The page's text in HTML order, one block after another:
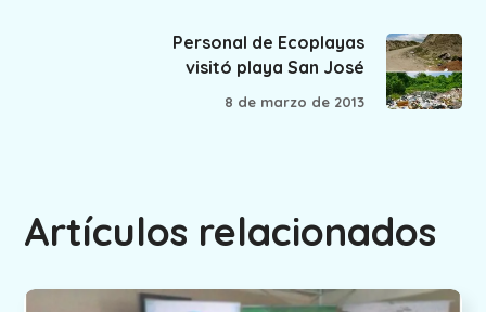
Personal de Ecoplayas
visitó playa San José
8 de marzo de 2013
Artículos relacionados